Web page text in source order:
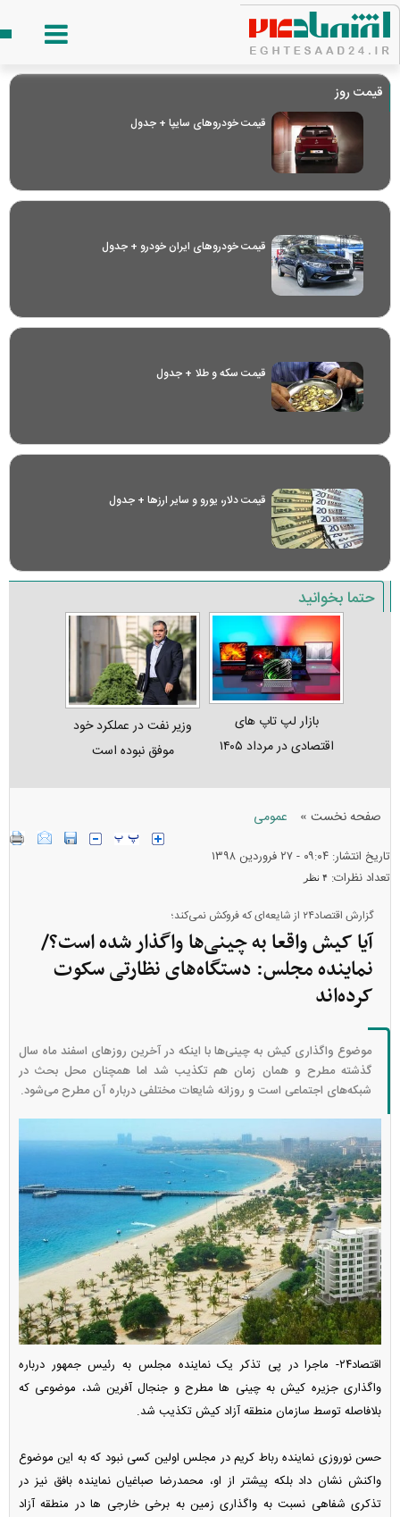
قیمت روز
قیمت خودرو‌های سایپا + جدول
قیمت خودرو‌های ایران خودرو + جدول
قیمت سکه و طلا + جدول
قیمت دلار، یورو و سایر ارز‌ها + جدول
حتما بخوانید
بازار لپ‌ تاپ‌ های
اقتصادی در مرداد ۱۴۰۵
وزیر نفت در عملکرد خود
موفق نبوده است
صفحه نخست » عمومی
تاریخ انتشار: ۰۹:۰۴ - ۲۷ فروردين ۱۳۹۸
تعداد نظرات: ۴ نظر
گزارش اقتصاد۲۴ از شایعه‌ای که فروکش نمی‌کند؛
آیا کیش واقعا به چینی‌ها واگذار شده است؟/
نماینده مجلس: دستگاه‌های نظارتی سکوت
کرده‌اند
موضوع واگذاری کیش به چینی‌ها با اینکه در آخرین روزهای اسفند ماه سال
گذشته مطرح و همان زمان هم تکذیب شد اما همچنان محل بحث در
شبکه‌های اجتماعی است و روزانه شایعات مختلفی درباره آن مطرح می‌شود.
اقتصاد۲۴- ماجرا در پی تذکر یک نماینده مجلس به رئیس جمهور درباره
واگذاری جزیره کیش به چینی ها مطرح و جنجال آفرین شد، موضوعی که
بلافاصله توسط سازمان منطقه آزاد کیش تکذیب شد.
حسن نوروزی نماینده رباط کریم در مجلس اولین کسی نبود که به این موضوع
واکنش نشان داد بلکه پیشتر از او، محمدرضا صباغیان نماینده بافق نیز در
تذکری شفاهی نسبت به واگذاری زمین به برخی خارجی ها در منطقه آزاد